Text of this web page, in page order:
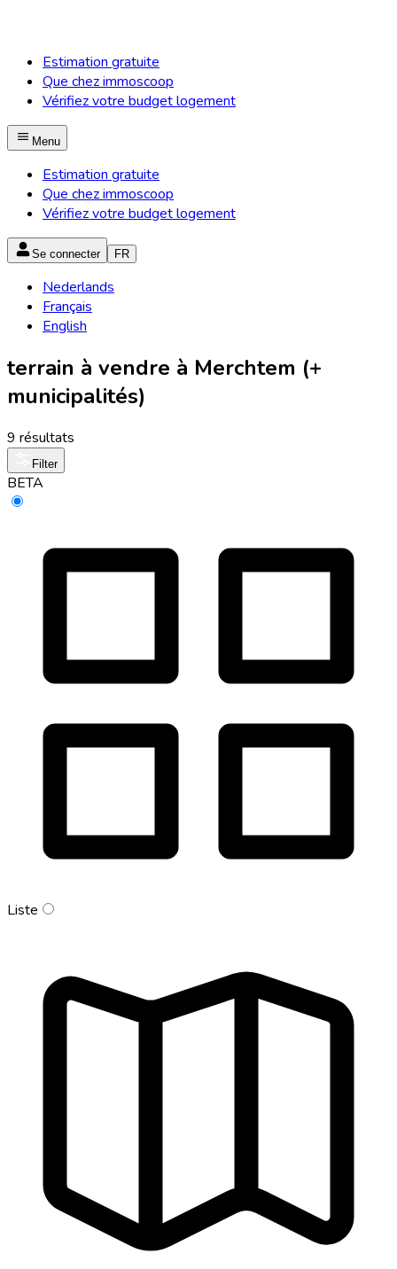
Estimation gratuite
Que chez immoscoop
Vérifiez votre budget logement
Menu
Estimation gratuite
Que chez immoscoop
Vérifiez votre budget logement
Se connecter FR
Nederlands
Français
English
terrain à vendre à Merchtem (+
municipalités)
9 résultats
Filter
BETA
Liste